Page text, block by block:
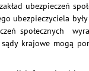
ubezpieczeń
ubezpieczyciela
społecznych
krajowe mogą